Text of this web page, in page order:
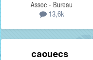
Assoc - Bureau
13,6k
caouecs